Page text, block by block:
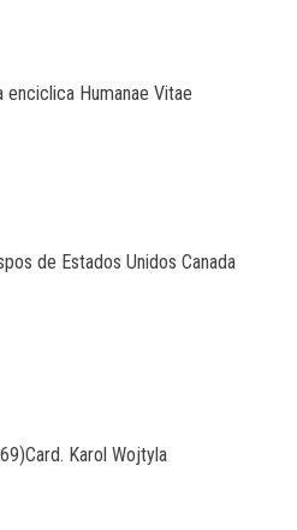
Humanae Vitae
de Estados Unidos Canada
Karol Wojtyla